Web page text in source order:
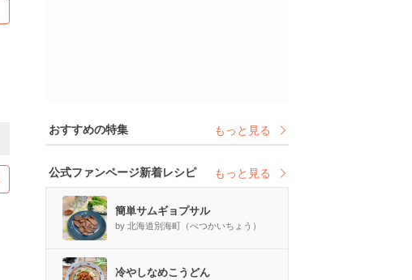
おすすめの特集 もっと見る
公式ファンページ新着レシピ もっと見る
簡単サムギョプサル
by 北海道別海町（べつかいちょう）
冷やしなめこうどん